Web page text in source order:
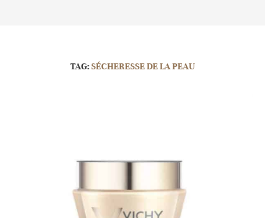
TAG:SÉCHERESSE DE LA PEAU